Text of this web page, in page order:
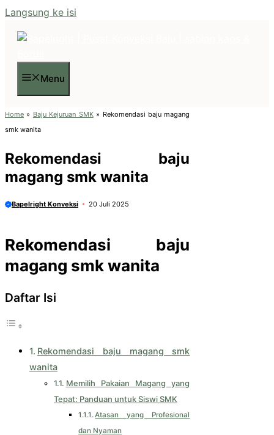
Langsung ke isi
Menu
Home » Baju Kejuruan SMK» Rekomendasi baju magang
smk wanita
Rekomendasi baju
magang smk wanita
Bapelright Konveksi 20 Juli 2025
Rekomendasi baju
magang smk wanita
Daftar Isi
Rekomendasi baju magang smk
wanita
Memilih Pakaian Magang yang
Tepat: Panduan untuk Siswi SMK
Atasan yang Profesional
dan Nyaman